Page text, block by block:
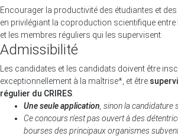
Encourager la productivité des étudiantes et des
en privilégiant la coproduction scientifique
et les membres réguliers qui les supervisent.
Admissibilité
Les candidates et les candidats doivent être
exceptionnellement à la maîtrise*, et être
régulier du CRIRES
Une seule application , sinon la candidature
Ce concours n'est pas ouvert à des
bourses des principaux organismes